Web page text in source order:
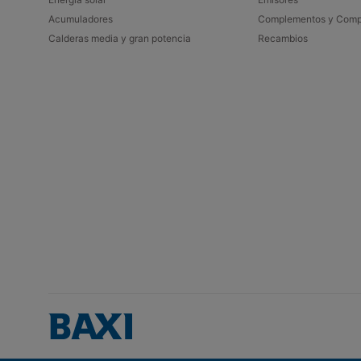
Celsius.
Mueve el dedo horizontalmente sobre el gráfico
exterior. En el siguiente ejemplo, puedes ver
Acumuladores​
Calderas media y gran potencia
Complementos y
Recambios